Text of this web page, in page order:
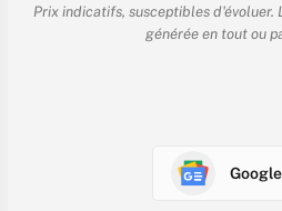
Prix indicatifs, susceptibles d'évoluer.
générée en tout ou